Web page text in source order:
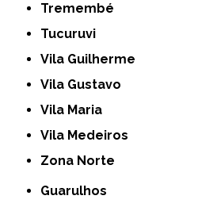
Tremembé
Tucuruvi
Vila Guilherme
Vila Gustavo
Vila Maria
Vila Medeiros
Zona Norte
Guarulhos